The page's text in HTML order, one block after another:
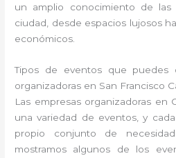
un amplio conocimiento de
ciudad, desde espacios lujosos
económicos.
Tipos de eventos que puedes
organizadoras en San Francisco
Las empresas organizadoras en
una variedad de eventos, y
propio conjunto de
mostramos algunos de los